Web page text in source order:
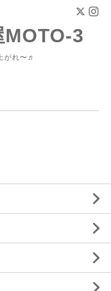
3
がれ〜♬